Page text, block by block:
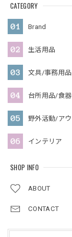
CATEGORY
Brand
生活用品
文具/事務用品
台所用品/食器
野外活動/ア
インテリア
SHOP INFO
ABOUT
CONTACT